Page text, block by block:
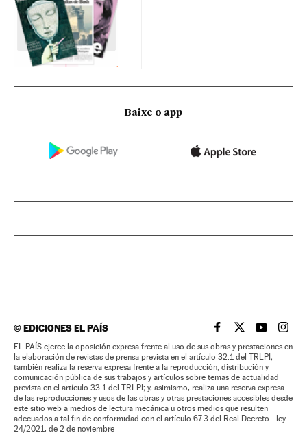
Baixe o app
©EDICIONES EL PAÍS EL PAÍS BRASIL EN
EL PAÍSEL PAÍS
EL
EL PAÍS ejerce la oposición expresa frente al uso de sus obras y prestaciones en
la elaboración de revistas de prensa prevista en el artículo 32.1 del TRLPI;
también realiza la reserva expresa frente a la reproducción, distribución y
comunicación pública de sus trabajos y artículos sobre temas de actualidad
prevista en el artículo 33.1 del TRLPI; y, asimismo, realiza una reserva expresa
de las reproducciones y usos de las obras y otras prestaciones accesibles desde
este sitio web a medios de lectura mecánica u otros medios que resulten
adecuados a tal fin de conformidad con el artículo 67.3 del Real Decreto - ley
24/2021, de 2 de noviembre